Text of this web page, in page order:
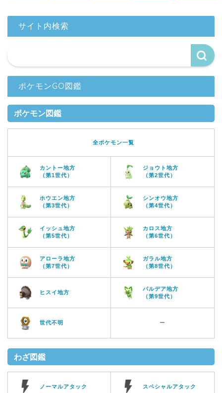
サイト内検索
ポケモンGO図鑑
ポケモン図鑑
全ポケモン一覧
カントー地方
（第1世代）
ジョウト地方
（第2世代）
ホウエン地方
（第3世代）
シンオウ地方
（第4世代）
イッシュ地方
（第5世代）
カロス地方
（第6世代）
アローラ地方
（第7世代）
ガラル地方
（第8世代）
ヒスイ地方
パルデア地方
（第9世代）
世代不明 ー
わざ図鑑
ノーマルアタック スペシャルアタック